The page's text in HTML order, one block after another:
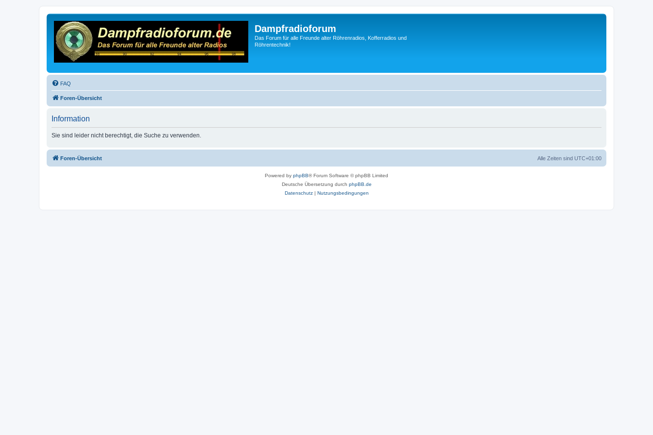
Dampfradioforum
Das Forum für alle Freunde alter Röhrenradios, Kofferradios und
Röhrentechnik!
FAQ
Foren-Übersicht
Information
Sie sind leider nicht berechtigt, die Suche zu verwenden.
Foren-Übersicht Alle Zeiten sind UTC+01:00
Powered by phpBB® Forum Software © phpBB Limited
Deutsche Übersetzung durch phpBB.de
Datenschutz| Nutzungsbedingungen